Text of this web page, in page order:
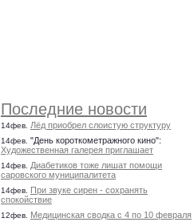
Последние новости
14фев. Лёд приобрел слоистую структуру
14фев. "День короткометражного кино":
Художественная галерея приглашает
14фев.
Диабетиков тоже лишат помощи
саровского муниципалитета
14фев.
При звуке сирен - сохранять
спокойствие
12фев. Медицинская сводка с 4 по 10 февраля